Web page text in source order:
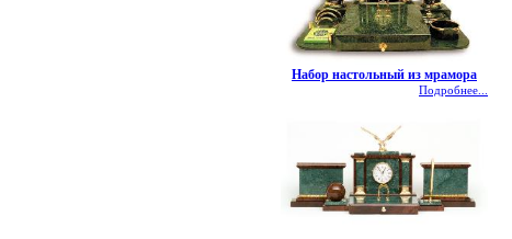
Набор настольный из мрамора
Подробнее...